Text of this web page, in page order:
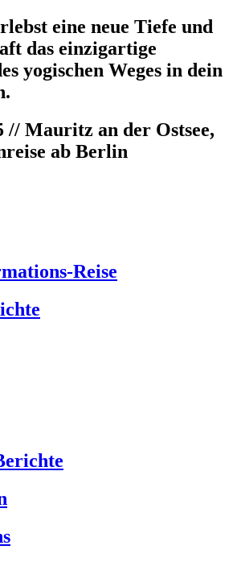
eine neue Tiefe und
das einzigartige
yogischen Weges in dein
// Mauritz an der Ostsee,
ab Berlin
Reise